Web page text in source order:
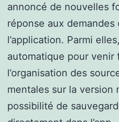
annoncé de nouvelles
réponse aux
l’application. Parmi
automatique pour venir
l’organisation des
mentales sur la version
possibilité de